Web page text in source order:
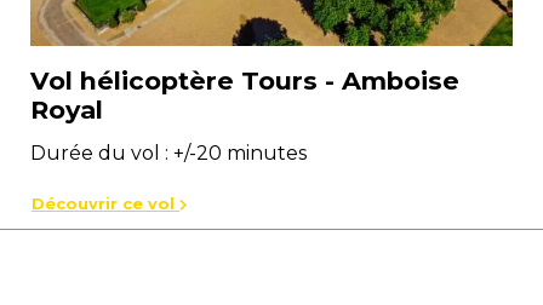
Vol hélicoptère Tours - Amboise
Royal
Durée du vol : +/-20 minutes
Découvrir ce vol